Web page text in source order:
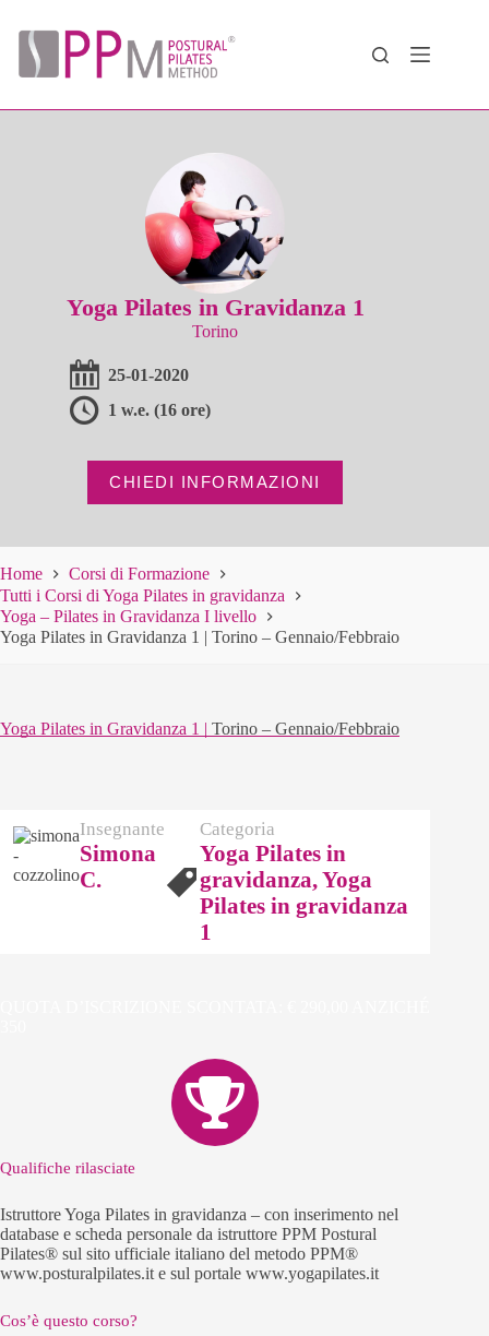
contenuto
Yoga Pilates in Gravidanza 1
Torino
25-01-2020
1 w.e. (16 ore)
CHIEDI INFORMAZIONI
Home
Corsi di Formazione
Tutti i Corsi di Yoga Pilates in gravidanza
Yoga – Pilates in Gravidanza I livello
Yoga Pilates in Gravidanza 1 | Torino – Gennaio/Febbraio
Yoga Pilates in Gravidanza 1 | Torino – Gennaio/Febbraio
Insegnante
Simona
C.
Categoria
Yoga Pilates in
gravidanza, Yoga
Pilates in gravidanza
1
Qualifiche rilasciate
Istruttore Yoga Pilates in gravidanza – con inserimento nel
database e scheda personale da istruttore PPM Postural
Pilates® sul sito ufficiale italiano del metodo PPM®
www.posturalpilates.it e sul portale www.yogapilates.it
Cos’è questo corso?